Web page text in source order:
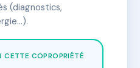
(diagnostics,
COPROPRIÉTÉ